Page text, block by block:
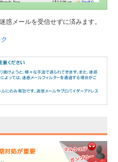
惑メールを受信せずに済みます。